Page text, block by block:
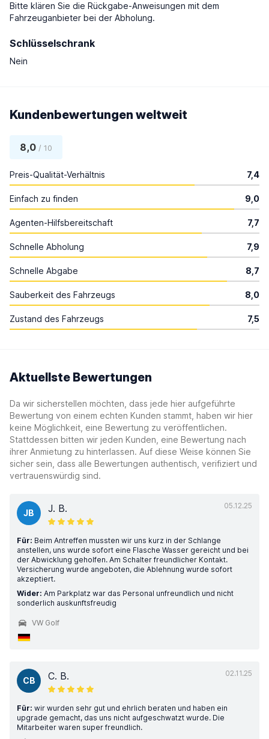
Bitte klären Sie die Rückgabe-Anweisungen mit dem
Fahrzeuganbieter bei der Abholung.
Schlüsselschrank
Nein
Kundenbewertungen weltweit
8,0 / 10
Preis-Qualität-Verhältnis 7,4
Einfach zu finden 9,0
Agenten-Hilfsbereitschaft 7,7
Schnelle Abholung 7,9
Schnelle Abgabe 8,7
Sauberkeit des Fahrzeugs 8,0
Zustand des Fahrzeugs 7,5
Aktuellste Bewertungen
Da wir sicherstellen möchten, dass jede hier aufgeführte
Bewertung von einem echten Kunden stammt, haben wir hier
keine Möglichkeit, eine Bewertung zu veröffentlichen.
Stattdessen bitten wir jeden Kunden, eine Bewertung nach
ihrer Anmietung zu hinterlassen. Auf diese Weise können Sie
sicher sein, dass alle Bewertungen authentisch, verifiziert und
vertrauenswürdig sind.
05.12.25
JB J. B.
Für: Beim Antreffen mussten wir uns kurz in der Schlange
anstellen, uns wurde sofort eine Flasche Wasser gereicht und bei
der Abwicklung geholfen. Am Schalter freundlicher Kontakt.
Versicherung wurde angeboten, die Ablehnung wurde sofort
akzeptiert.
Wider: Am Parkplatz war das Personal unfreundlich und nicht
sonderlich auskunftsfreudig
VW Golf
02.11.25
CB C. B.
Für: wir wurden sehr gut und ehrlich beraten und haben ein
upgrade gemacht, das uns nicht aufgeschwatzt wurde. Die
Mitarbeiter waren super freundlich.